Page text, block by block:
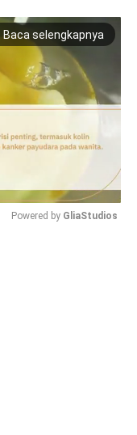
Baca selengkapnya
Powered by GliaStudios